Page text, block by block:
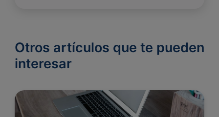
Otros artículos que te pueden
interesar